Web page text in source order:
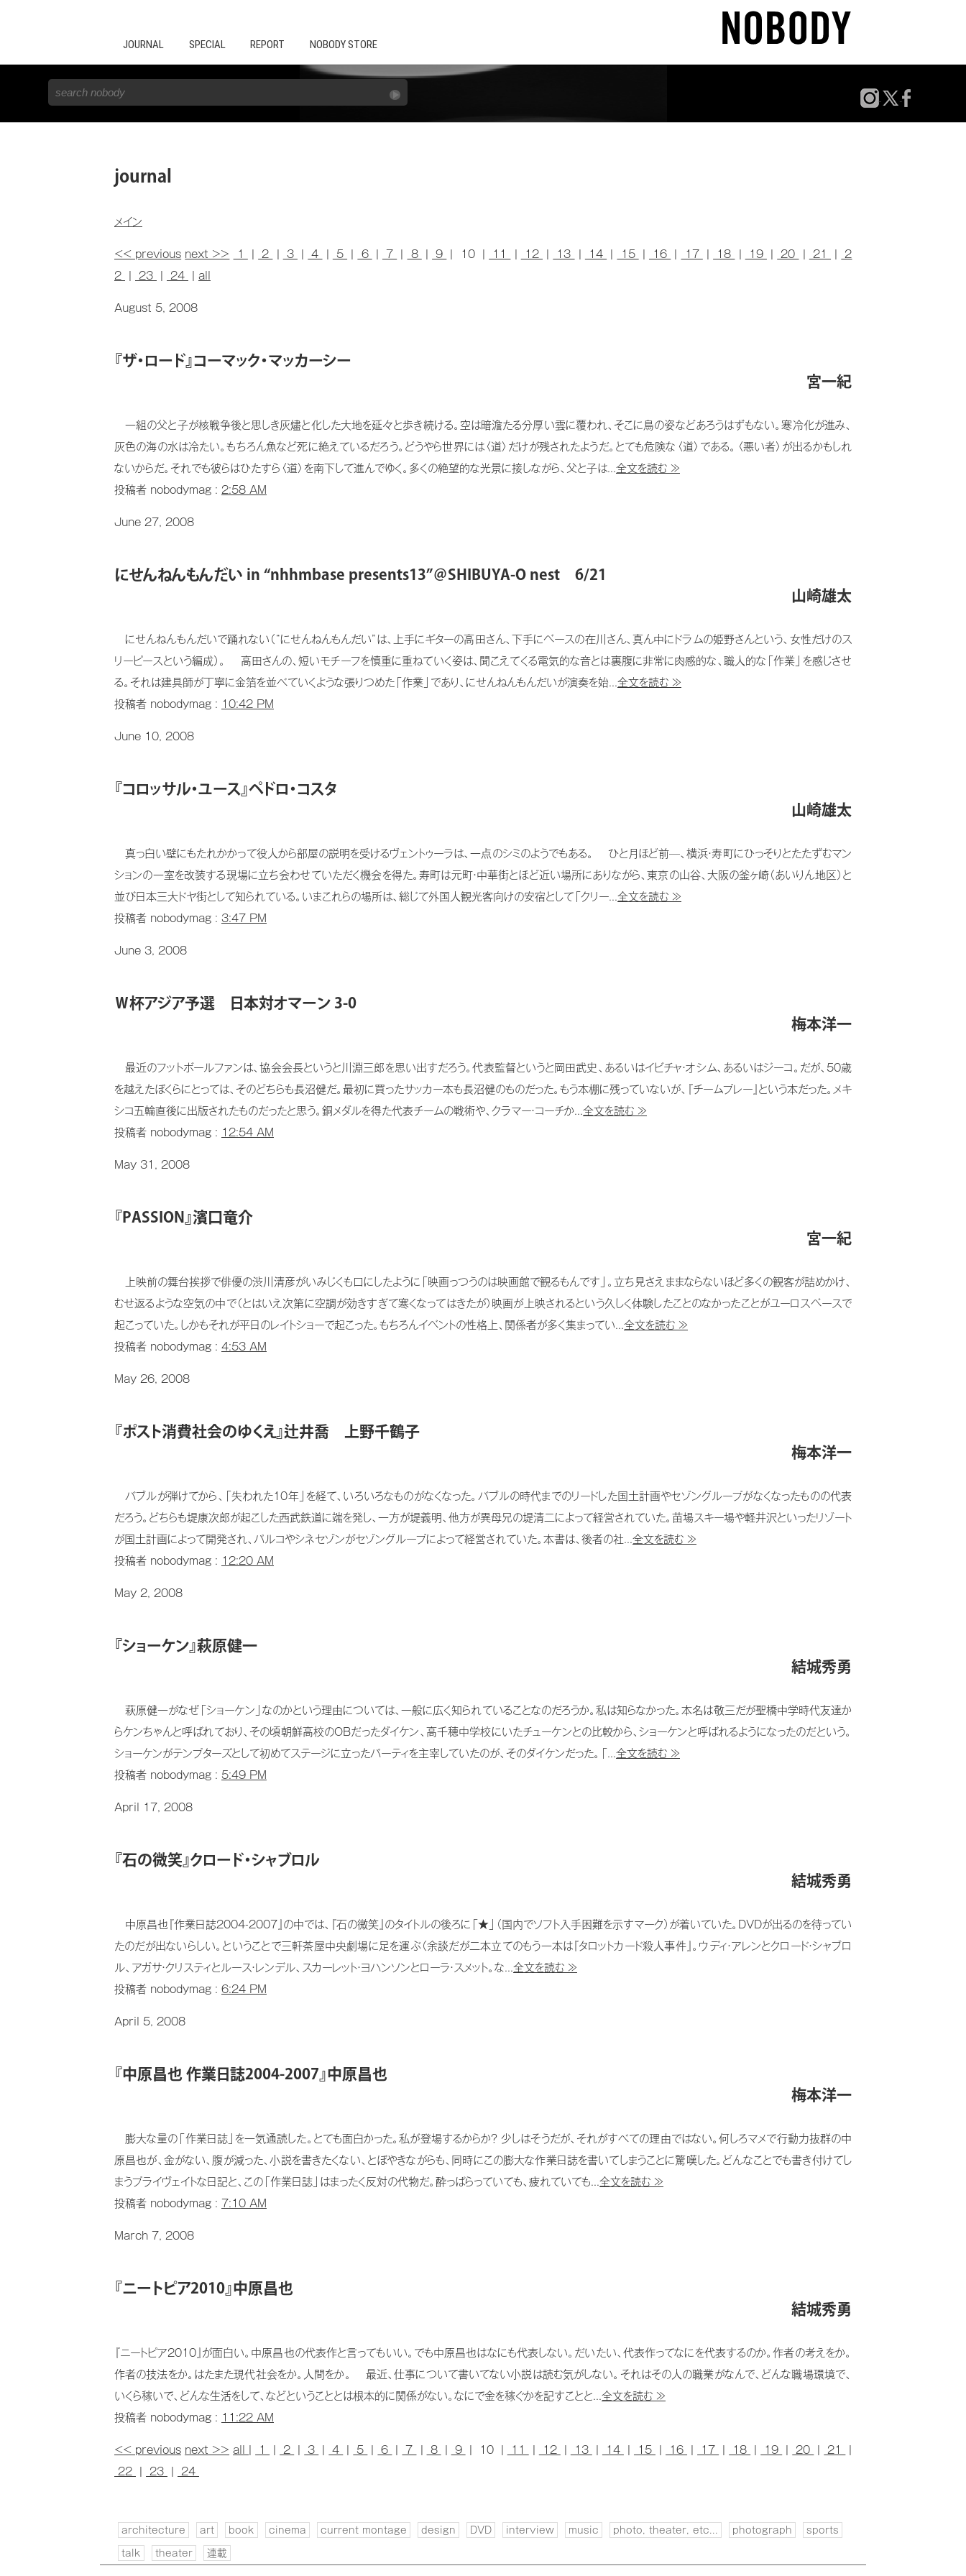
JOURNAL SPECIAL REPORT NOBODY STORE
journal
メイン
<< previous next >> 1 2 3 4 5 6 7 8 9 | 10 | 11 12 13 14 15 16 17 18 19 20 21
2
2
23 24 all
August 5, 2008
『ザ・ロード』コーマック・マッカーシー
宮一紀
一組の父と子が核戦争後と思しき灰燼と化した大地を延々と歩き続ける。空は暗澹たる分厚い雲に覆われ、そこに鳥の姿などあろうはずもない。寒冷化が進み、
灰色の海の水は冷たい。もちろん魚など死に絶えているだろう。どうやら世界には〈道〉だけが残されたようだ。とても危険な〈道〉である。〈悪い者〉が出るかもしれ
ないからだ。それでも彼らはひたすら〈道〉を南下して進んでゆく。多くの絶望的な光景に接しながら、父と子は...全文を読む ≫
投稿者 nobodymag : 2:58 AM
June 27, 2008
にせんねんもんだい in “nhhmbase presents13”＠SHIBUYA-O nest 6/21
山崎雄太
にせんねんもんだいで踊れない（“にせんねんもんだい”は、上手にギターの高田さん、下手にベースの在川さん、真ん中にドラムの姫野さんという、女性だけのス
リーピースという編成）。 高田さんの、短いモチーフを慎重に重ねていく姿は、聞こえてくる電気的な音とは裏腹に非常に肉感的な、職人的な「作業」を感じさせ
る。それは建具師が丁寧に金箔を並べていくような張りつめた「作業」であり、にせんねんもんだいが演奏を始...全文を読む ≫
投稿者 nobodymag : 10:42 PM
June 10, 2008
『コロッサル・ユース』ペドロ・コスタ
山崎雄太
真っ白い壁にもたれかかって役人から部屋の説明を受けるヴェントゥーラは、一点のシミのようでもある。 ひと月ほど前—、横浜・寿町にひっそりとたたずむマン
ションの一室を改装する現場に立ち会わせていただく機会を得た。寿町は元町・中華街とほど近い場所にありながら、東京の山谷、大阪の釜ヶ崎（あいりん地区）と
並び日本三大ドヤ街として知られている。いまこれらの場所は、総じて外国人観光客向けの安宿として「クリー...全文を読む ≫
投稿者 nobodymag : 3:47 PM
June 3, 2008
Ｗ杯アジア予選 日本対オマーン 3-0
梅本洋一
最近のフットボールファンは、協会会長というと川淵三郎を思い出すだろう。代表監督というと岡田武史、あるいはイビチャ・オシム、あるいはジーコ。だが、50歳
を越えたぼくらにとっては、そのどちらも長沼健だ。最初に買ったサッカー本も長沼健のものだった。もう本棚に残っていないが、『チームプレー』という本だった。メキ
シコ五輪直後に出版されたものだったと思う。銅メダルを得た代表チームの戦術や、クラマー・コーチか...全文を読む ≫
投稿者 nobodymag : 12:54 AM
May 31, 2008
『PASSION』濱口竜介
宮一紀
上映前の舞台挨拶で俳優の渋川清彦がいみじくも口にしたように「映画っつうのは映画館で観るもんです」。立ち見さえままならないほど多くの観客が詰めかけ、
むせ返るような空気の中で（とはいえ次第に空調が効きすぎて寒くなってはきたが）映画が上映されるという久しく体験したことのなかったことがユーロスペースで
起こっていた。しかもそれが平日のレイトショーで起こった。もちろんイベントの性格上、関係者が多く集まってい...全文を読む ≫
投稿者 nobodymag : 4:53 AM
May 26, 2008
『ポスト消費社会のゆくえ』辻井喬 上野千鶴子
梅本洋一
バブルが弾けてから、「失われた10年」を経て、いろいろなものがなくなった。バブルの時代までのリードした国土計画やセゾングループがなくなったものの代表
だろう。どちらも堤康次郎が起こした西武鉄道に端を発し、一方が堤義明、他方が異母兄の堤清二によって経営されていた。苗場スキー場や軽井沢といったリゾート
が国土計画によって開発され、パルコやシネセゾンがセゾングループによって経営されていた。本書は、後者の社...全文を読む ≫
投稿者 nobodymag : 12:20 AM
May 2, 2008
『ショーケン』萩原健一
結城秀勇
萩原健一がなぜ「ショーケン」なのかという理由については、一般に広く知られていることなのだろうか。私は知らなかった。本名は敬三だが聖橋中学時代友達か
らケンちゃんと呼ばれており、その頃朝鮮高校のOBだったダイケン、高千穂中学校にいたチューケンとの比較から、ショーケンと呼ばれるようになったのだという。
ショーケンがテンプターズとして初めてステージに立ったパーティを主宰していたのが、そのダイケンだった。「...全文を読む ≫
投稿者 nobodymag : 5:49 PM
April 17, 2008
『石の微笑』クロード・シャブロル
結城秀勇
中原昌也『作業日誌2004-2007』の中では、『石の微笑』のタイトルの後ろに「★」（国内でソフト入手困難を示すマーク）が着いていた。DVDが出るのを待ってい
たのだが出ないらしい。ということで三軒茶屋中央劇場に足を運ぶ（余談だが二本立てのもう一本は『タロットカード殺人事件』。ウディ・アレンとクロード・シャブロ
ル、アガサ・クリスティとルース・レンデル、スカーレット・ヨハンソンとローラ・スメット。な...全文を読む ≫
投稿者 nobodymag : 6:24 PM
April 5, 2008
『中原昌也 作業日誌2004-2007』中原昌也
梅本洋一
膨大な量の「作業日誌」を一気通読した。とても面白かった。私が登場するからか？ 少しはそうだが、それがすべての理由ではない。何しろマメで行動力抜群の中
原昌也が、金がない、腹が減った、小説を書きたくない、とぼやきながらも、同時にこの膨大な作業日誌を書いてしまうことに驚嘆した。どんなことでも書き付けてし
まうプライヴェイトな日記と、この「作業日誌」はまったく反対の代物だ。酔っぱらっていても、疲れていても...全文を読む ≫
投稿者 nobodymag : 7:10 AM
March 7, 2008
『ニートピア2010』中原昌也
結城秀勇
『ニートピア2010』が面白い。中原昌也の代表作と言ってもいい。でも中原昌也はなにも代表しない。だいたい、代表作ってなにを代表するのか。作者の考えをか。
作者の技法をか。はたまた現代社会をか。人間をか。 最近、仕事について書いてない小説は読む気がしない。それはその人の職業がなんで、どんな職場環境で、
いくら稼いで、どんな生活をして、などということとは根本的に関係がない。なにで金を稼ぐかを記すことと...全文を読む ≫
投稿者 nobodymag : 11:22 AM
<< previous next >> all 1 2 3 4 5 6 7 8 9 | 10 | 11 12 13 14 15 16 17 18 19 20 21
22
23 24
architecture art book cinema current montage design DVD interview music photo, theater, etc... photograph sports
talk theater 連載